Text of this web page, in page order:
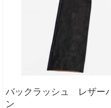
バックラッシュ レザー
ン